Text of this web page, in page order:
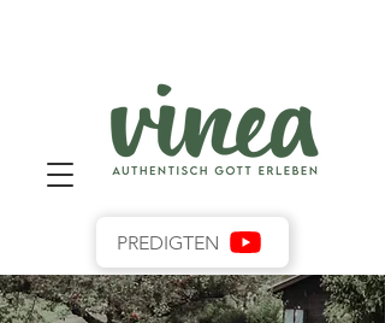
PREDIGTEN